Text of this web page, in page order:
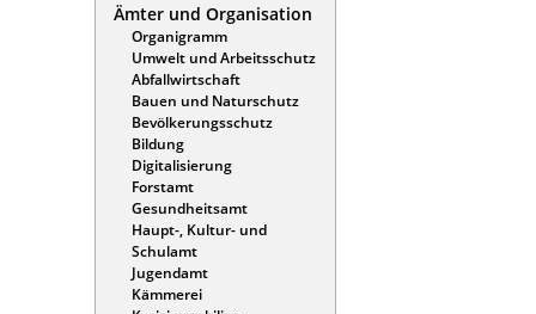
Ämter und Organisation
Organigramm
Umwelt und Arbeitsschutz
Abfallwirtschaft
Bauen und Naturschutz
Bevölkerungsschutz
Bildung
Digitalisierung
Forstamt
Gesundheitsamt
Haupt-, Kultur- und
Schulamt
Jugendamt
Kämmerei